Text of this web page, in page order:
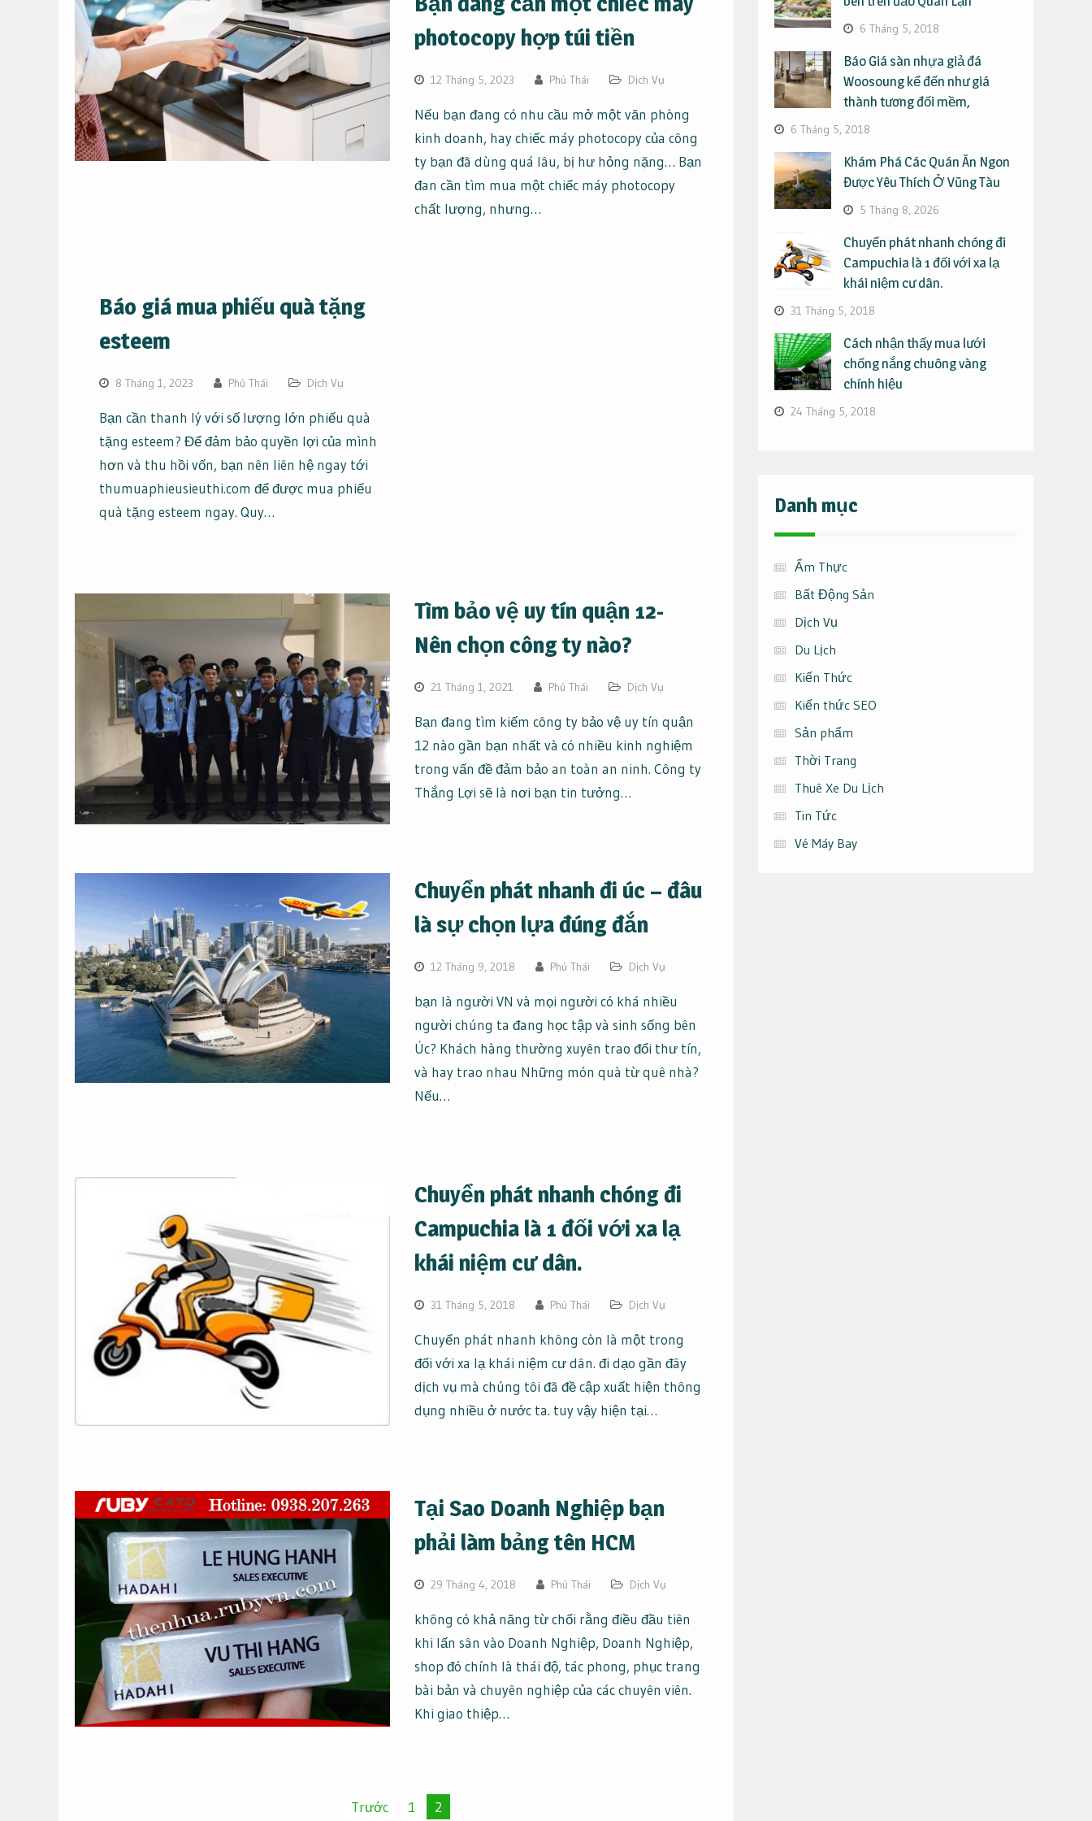
photocopy hợp túi tiền
12 Tháng 5, 2023 Phú Thái Dịch Vụ
Nếu bạn đang có nhu cầu mở một văn phòng
kinh doanh, hay chiếc máy photocopy của công
ty bạn đã dùng quá lâu, bị hư hỏng nặng… Bạn
đan cần tìm mua một chiếc máy photocopy
chất lượng, nhưng…
Báo giá mua phiếu quà tặng
esteem
8 Tháng 1, 2023 Phú Thái Dịch Vụ
Bạn cần thanh lý với số lượng lớn phiếu quà
tặng esteem? Để đảm bảo quyền lợi của mình
hơn và thu hồi vốn, bạn nên liên hệ ngay tới
thumuaphieusieuthi.com để được mua phiếu
quà tặng esteem ngay. Quy…
Tìm bảo vệ uy tín quận 12-
Nên chọn công ty nào?
21 Tháng 1, 2021 Phú Thái Dịch Vụ
Bạn đang tìm kiếm công ty bảo vệ uy tín quận
12 nào gần bạn nhất và có nhiều kinh nghiệm
trong vấn đề đảm bảo an toàn an ninh. Công ty
Thắng Lợi sẽ là nơi bạn tin tưởng…
Chuyển phát nhanh đi úc – đâu
là sự chọn lựa đúng đắn
12 Tháng 9, 2018 Phú Thái Dịch Vụ
bạn là người VN và mọi người có khá nhiều
người chúng ta đang học tập và sinh sống bên
Úc? Khách hàng thường xuyên trao đổi thư tín,
và hay trao nhau Những món quà từ quê nhà?
Nếu…
Chuyển phát nhanh chóng đi
Campuchia là 1 đối với xa lạ
khái niệm cư dân.
31 Tháng 5, 2018 Phú Thái Dịch Vụ
Chuyển phát nhanh không còn là một trong
đối với xa lạ khái niệm cư dân. đi dạo gần đây
dịch vụ mà chúng tôi đã đề cập xuất hiện thông
dụng nhiều ở nước ta. tuy vậy hiện tại…
Tại Sao Doanh Nghiệp bạn
phải làm bảng tên HCM
29 Tháng 4, 2018 Phú Thái Dịch Vụ
không có khả năng từ chối rằng điều đầu tiên
khi lấn sân vào Doanh Nghiệp, Doanh Nghiệp,
shop đó chính là thái độ, tác phong, phục trang
bài bản và chuyên nghiệp của các chuyên viên.
Khi giao thiệp…
Trước 1 2
6 Tháng 5, 2018
Báo Giá sàn nhựa giả đá
Woosoung kể đến như giá
thành tương đối mềm,
6 Tháng 5, 2018
Khám Phá Các Quán Ăn Ngon
Được Yêu Thích Ở Vũng Tàu
5 Tháng 8, 2026
Chuyển phát nhanh chóng đi
Campuchia là 1 đối với xa lạ
khái niệm cư dân.
31 Tháng 5, 2018
Cách nhận thấy mua lưới
chống nắng chuông vàng
chính hiệu
24 Tháng 5, 2018
Danh mục
Ẩm Thực
Bất Động Sản
Dịch Vụ
Du Lịch
Kiến Thức
Kiến thức SEO
Sản phẩm
Thời Trang
Thuê Xe Du Lịch
Tin Tức
Vé Máy Bay